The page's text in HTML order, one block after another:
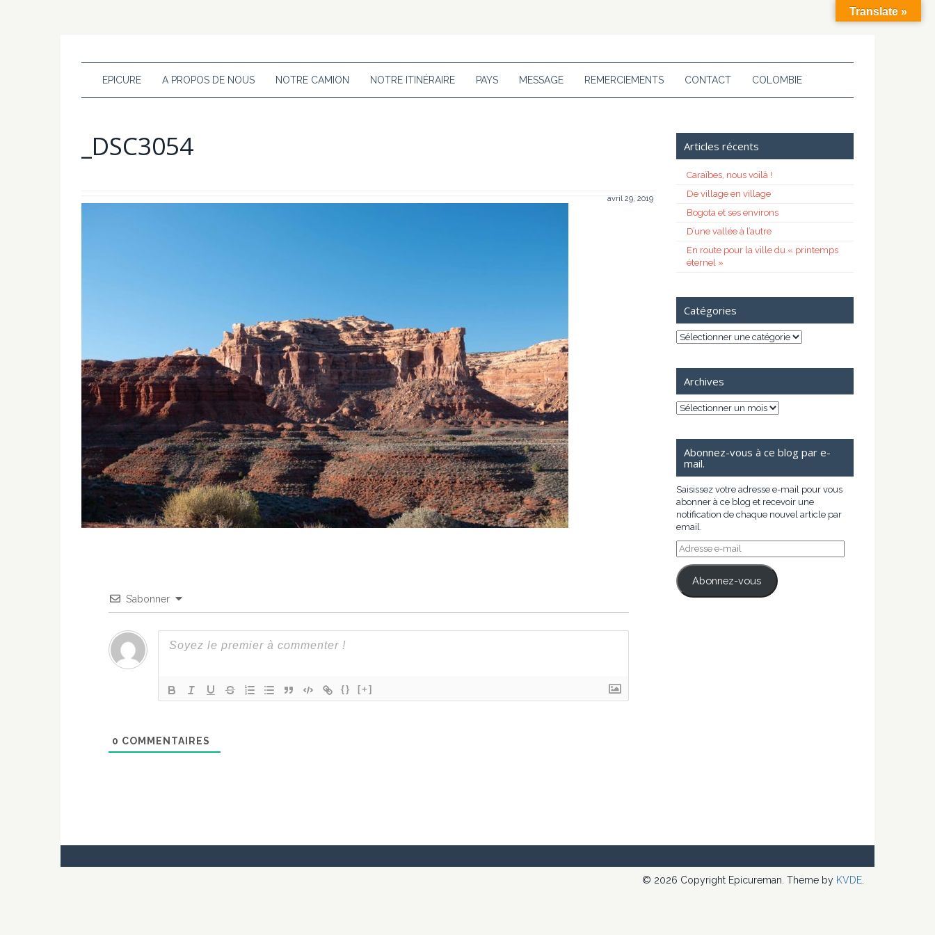
EPICURE A PROPOS DE NOUS NOTRE CAMION NOTRE ITINÉRAIRE PAYS MESSAGE REMERCIEMENTS CONTACT COLOMBIE
_DSC3054
avril 29, 2019
S’abonner
{} [+]
0 COMMENTAIRES
Articles récents
Caraïbes, nous voilà !
De village en village
Bogota et ses environs
D’une vallée à l’autre
En route pour la ville du « printemps
éternel »
Catégories
Catégories
Archives
Archives
Abonnez-vous à ce blog par e-
mail.
Saisissez votre adresse e-mail pour vous
abonner à ce blog et recevoir une
notification de chaque nouvel article par
email.
Adresse
e-
mail
Abonnez-vous
© 2026 Copyright Epicureman. Theme by KVDE
Translate »